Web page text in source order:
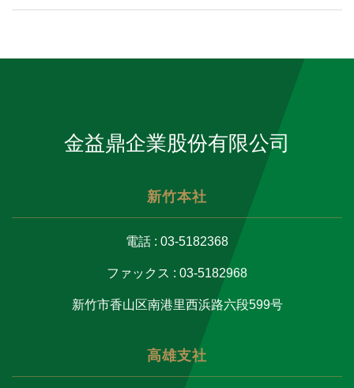
金益鼎企業股份有限公司
新竹本社
電話 : 03-5182368
ファックス : 03-5182968
新竹市香山区南港里西浜路六段599号
高雄支社